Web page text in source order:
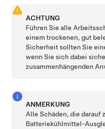
ACHTUNG
Führen Sie alle
einem trockenen, gut
Sicherheit sollten Sie
wenn Sie sich dabei
zusammenhängenden
ANMERKUNG
Alle Schäden, die darauf
Batteriekühlmittel-